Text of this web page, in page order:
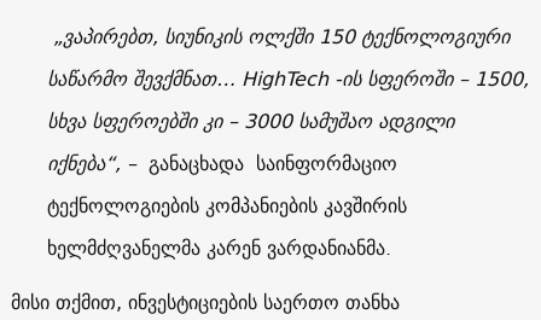
„ვაპირებთ, სიუნიკის ოლქში 150 ტექნოლოგიური
საწარმო შევქმნათ… HighTech -ის სფეროში – 1500,
სხვა სფეროებში კი – 3000 სამუშაო ადგილი
იქნება“, – განაცხადა საინფორმაციო
ტექნოლოგიების კომპანიების კავშირის
ხელმძღვანელმა კარენ ვარდანიანმა.
მისი თქმით, ინვესტიციების საერთო თანხა